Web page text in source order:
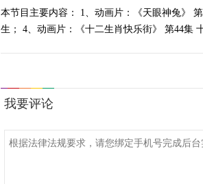
本节目主要内容： 1、动画片：《天眼神兔》
生； 4、动画片：《十二生肖快乐街》 第44集